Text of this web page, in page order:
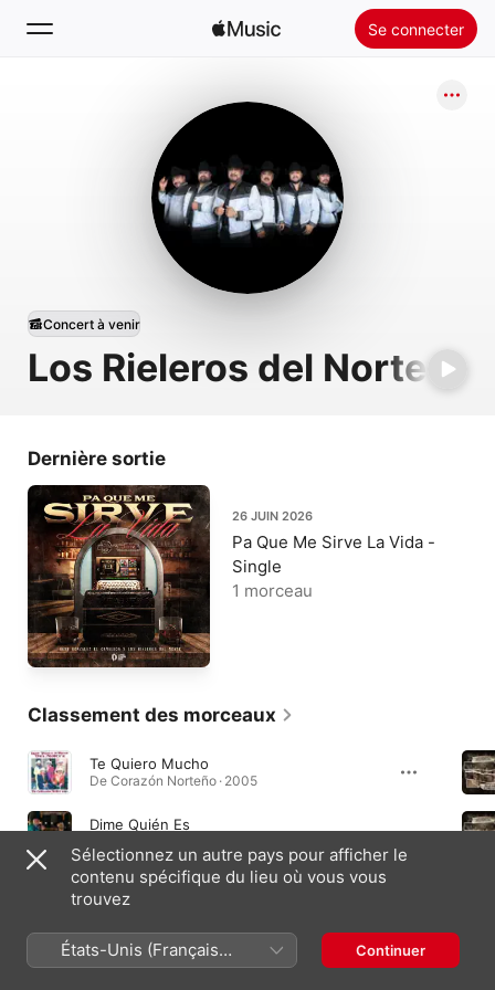
Se connecter
Nouveautés
Installer Apple Music
Los Rieleros del Norte
Concert à venir
Dernière sortie
26 JUIN 2026
Pa Que Me Sirve La Vida -
Single
1 morceau
Classement des morceaux
Te Quiero Mucho
De Corazón Norteño · 2005
Dime Quién Es
El Columpio
Invencible · 1995
Sélectionnez un autre pays pour afficher le
contenu spécifique du lieu où vous vous
trouvez
États-Unis (Français
France)
Continuer